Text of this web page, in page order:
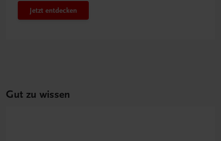
Jetzt entdecken
Gut zu wissen